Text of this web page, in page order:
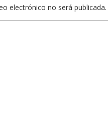
electrónico no será publicada.